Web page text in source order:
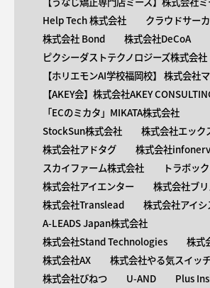
Help Tech 株式会社
クラウドサー
株式会社 Bond
株式会社DeCoA
ピクシーダストテクノロジーズ株式会社
【ホリエモンAI学校福岡校】 株式会社
【AKEY会】株式会社AKEY
「ECのミカタ」MIKATA株式会社
StockSun株式会社
株式会社エック
株式会社アドタグ
株式会社infonerv
スカイファーム株式会社
トラボッ
株式会社アイエンター
株式会社ブ
株式会社Translead
株式会社アイシ
A-LEADS Japan株式会社
株式会社Stand Technologies
株式
株式会社AX
株式会社やる気スイッ
株式会社びねつ
U-AND
Plus